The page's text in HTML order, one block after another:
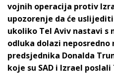
vojnih operacija protiv
upozorenje da će
ukoliko Tel Aviv nastavi s
odluka dolazi
predsjednika Donalda
koje su SAD i Izrael